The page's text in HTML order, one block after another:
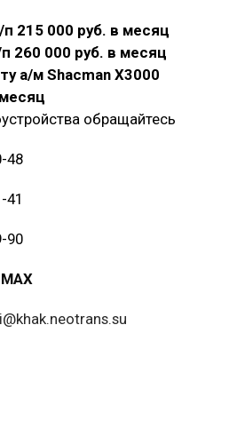
215 000 руб. в месяц
260 000 руб. в месяц
а/м Shacman X3000
обращайтесь
48
41
90